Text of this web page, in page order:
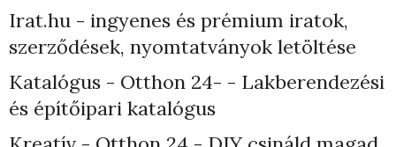
Irat.hu - ingyenes és prémium iratok,
szerződések, nyomtatványok letöltése
Katalógus - Otthon 24- - Lakberendezési
és építőipari katalógus